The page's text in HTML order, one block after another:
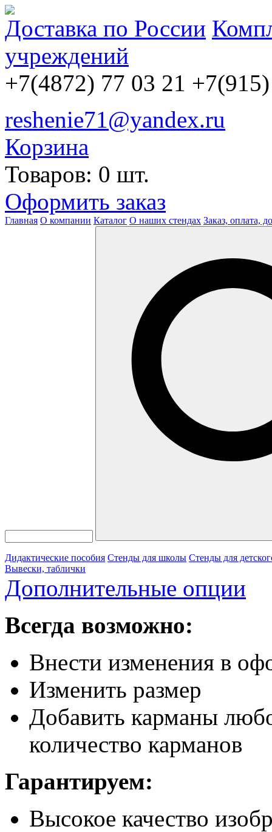
Доставка по России
учреждений
+7(4872) 77 03 21
reshenie71@yandex.ru
Корзина
Товаров: 0 шт.
Оформить заказ
Главная О компании Каталог О наших стендах Заказ, оплата,
Дидактические пособия Стенды для школы Стенды для
Вывески, таблички
Дополнительные опции
Всегда возможно:
Внести изменения в
Изменить размер
Добавить карманы
количество карманов
Гарантируем:
Высокое качество